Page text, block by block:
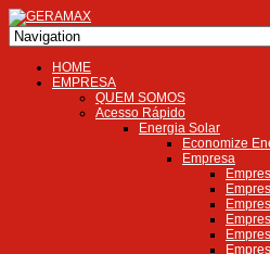
HOME
EMPRESA
QUEM SOMOS
Acesso Rápido
Energia Solar
Economize
Empresa